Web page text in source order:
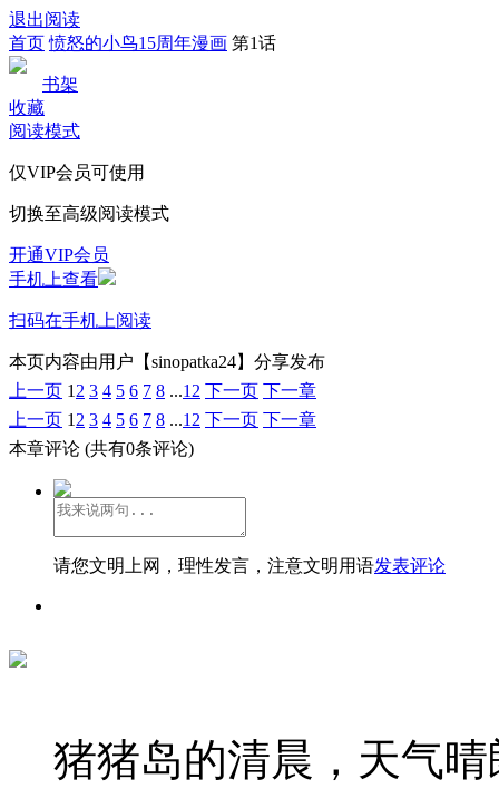
退出阅读
首页 愤怒的小鸟15周年漫画 第1话
书架
收藏
阅读模式
仅VIP会员可使用
切换至高级阅读模式
开通VIP会员
手机上查看
扫码在手机上阅读
本页内容由用户【sinopatka24】分享发布
上一页 1 2 3 4 5 6 7 8 ...12 下一页 下一章
上一页 1 2 3 4 5 6 7 8 ...12 下一页 下一章
本章评论 (共有0条评论)
请您文明上网，理性发言，注意文明用语发表评论
猪猪岛的清晨，天气